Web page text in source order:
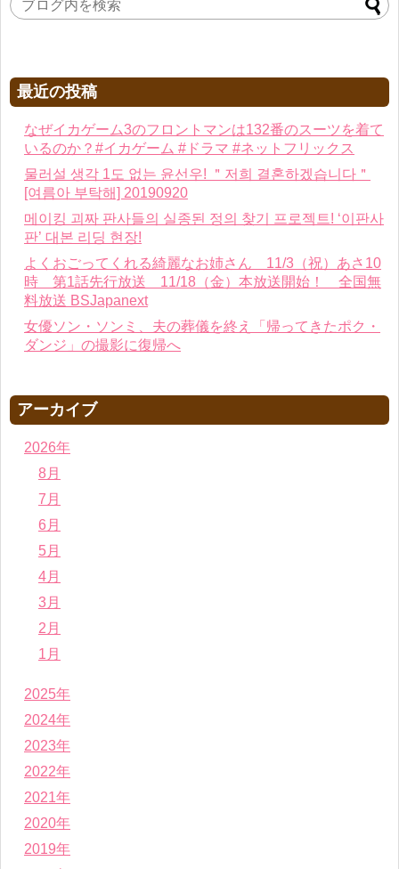
最近の投稿
なぜイカゲーム3のフロントマンは132番のスーツを着て
いるのか？#イカゲーム #ドラマ #ネットフリックス
물러설 생각 1도 없는 윤선우! ＂저희 결혼하겠습니다＂
[여름아 부탁해] 20190920
메이킹 괴짜 판사들의 실종된 정의 찾기 프로젝트! ‘이판사
판’ 대본 리딩 현장!
よくおごってくれる綺麗なお姉さん 11/3（祝）あさ10
時 第1話先行放送 11/18（金）本放送開始！ 全国無
料放送 BSJapanext
女優ソン・ソンミ、夫の葬儀を終え「帰ってきたポク・
ダンジ」の撮影に復帰へ
アーカイブ
2026年
8月
7月
6月
5月
4月
3月
2月
1月
2025年
2024年
2023年
2022年
2021年
2020年
2019年